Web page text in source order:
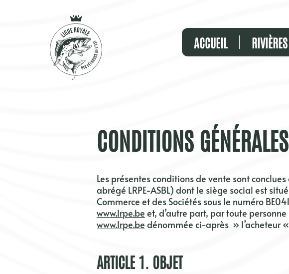
ACCUEIL RIVIÈRES
CONDITIONS
Les présentes conditions de vente sont
abrégé LRPE-ASBL) dont le siège social est
Commerce et des Sociétés sous le numéro
www.lrpe.be et, d’autre part, par toute
www.lrpe.be dénommée ci-après » l’acheteur
ARTICLE 1. OBJET